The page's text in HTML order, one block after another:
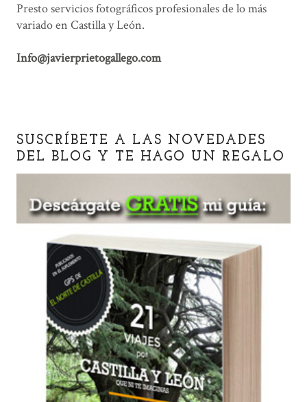
Presto servicios fotográficos profesionales de lo más
variado en Castilla y León.
Info@javierprietogallego.com
SUSCRÍBETE A LAS NOVEDADES
DEL BLOG Y TE HAGO UN REGALO